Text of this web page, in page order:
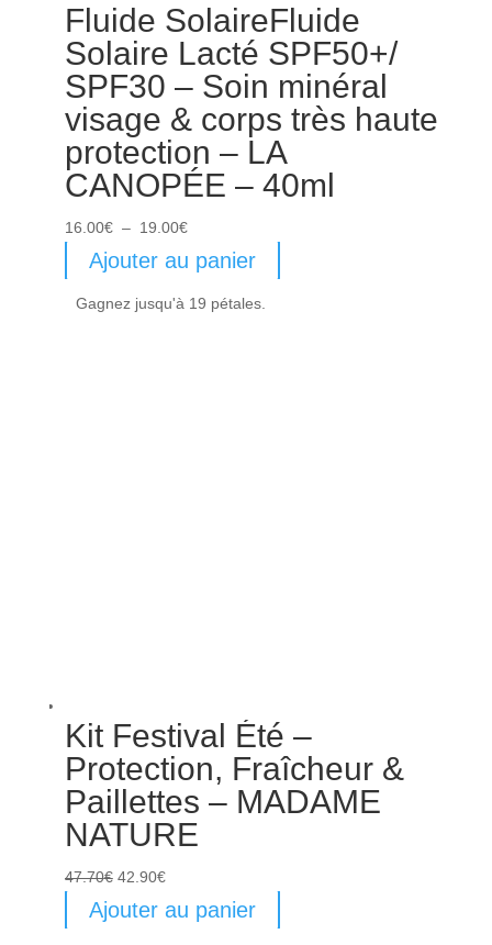
Fluide SolaireFluide
Solaire Lacté SPF50+/
SPF30 – Soin minéral
visage & corps très haute
protection – LA
CANOPÉE – 40ml
16.00€ – 19.00€Plage
de
16.00€
Ajouter au panier
Gagnez jusqu'à 19 pétales.
Kit Festival Été –
Protection, Fraîcheur &
Paillettes – MADAME
NATURE
47.70€ Le
prix
42.90€Le
prix
Ajouter au panier